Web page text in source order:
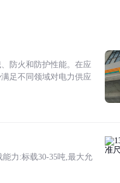
防火和防护性能。在应
足不同领域对电力供应
能力:标载30-35吨,最大允